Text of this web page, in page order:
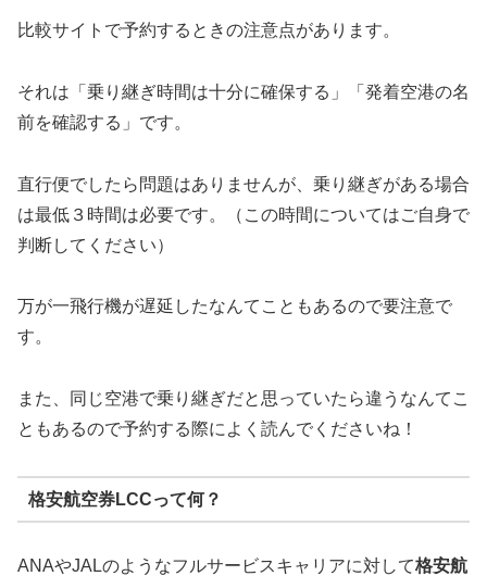
比較サイトで予約するときの注意点があります。
それは「乗り継ぎ時間は十分に確保する」「発着空港の名
前を確認する」です。
直行便でしたら問題はありませんが、乗り継ぎがある場合
は最低３時間は必要です。（この時間についてはご自身で
判断してください）
万が一飛行機が遅延したなんてこともあるので要注意で
す。
また、同じ空港で乗り継ぎだと思っていたら違うなんてこ
ともあるので予約する際によく読んでくださいね！
格安航空券LCCって何？
ANAやJALのようなフルサービスキャリアに対して格安航